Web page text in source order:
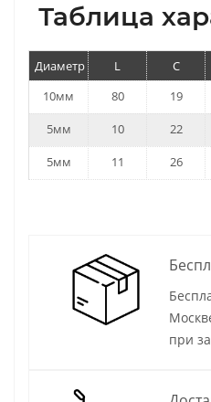
Таблица
Диаметр L C
10мм
80 19
5мм 10 22
5мм 11 26
при